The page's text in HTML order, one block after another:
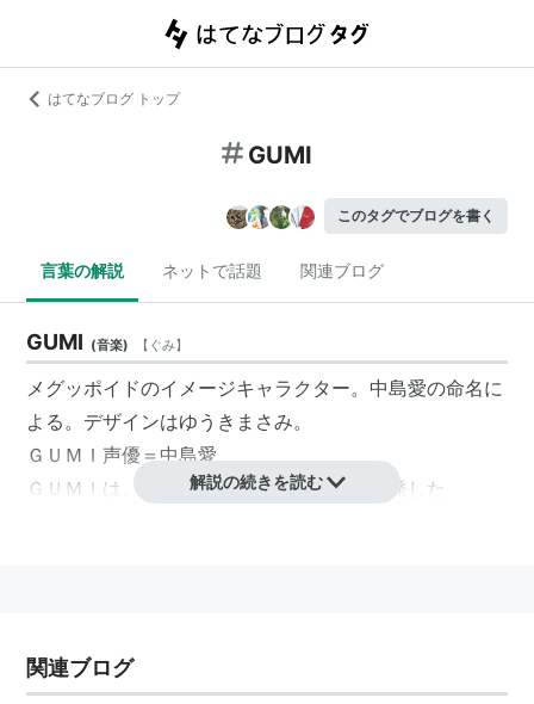
はてなブログ トップ
GUMI
このタグでブログを書く
言葉の解説 ネットで話題 関連ブログ
GUMI (音楽) 【 ぐみ】
メグッポイドのイメージキャラクター。中島愛の命名に
よる。デザインはゆうきまさみ。
ＧＵＭＩ声優＝中島愛
ＧＵＭＩは、株式会社インターネットが開発した
解説の続きを読む
関連ブログ